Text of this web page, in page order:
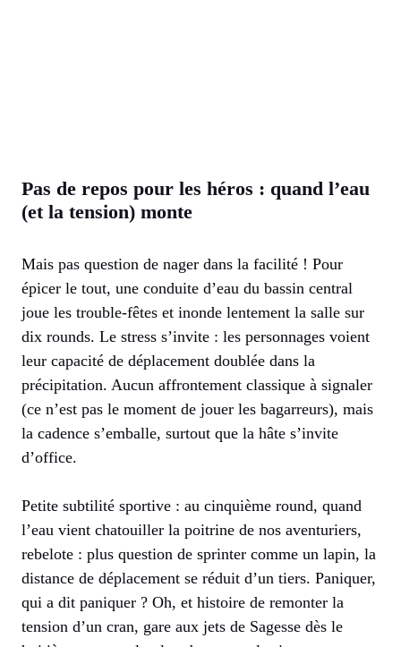
Pas de repos pour les héros : quand l’eau
(et la tension) monte
Mais pas question de nager dans la facilité ! Pour
épicer le tout, une conduite d’eau du bassin central
joue les trouble-fêtes et inonde lentement la salle sur
dix rounds. Le stress s’invite : les personnages voient
leur capacité de déplacement doublée dans la
précipitation. Aucun affrontement classique à signaler
(ce n’est pas le moment de jouer les bagarreurs), mais
la cadence s’emballe, surtout que la hâte s’invite
d’office.
Petite subtilité sportive : au cinquième round, quand
l’eau vient chatouiller la poitrine de nos aventuriers,
rebelote : plus question de sprinter comme un lapin, la
distance de déplacement se réduit d’un tiers. Paniquer,
qui a dit paniquer ? Oh, et histoire de remonter la
tension d’un cran, gare aux jets de Sagesse dès le